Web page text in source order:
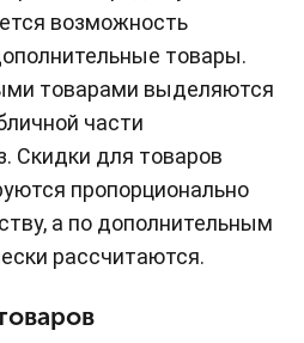
возможность
товары.
товарами выделяются
части
Скидки для товаров
пропорционально
а по дополнительным
рассчитаются.